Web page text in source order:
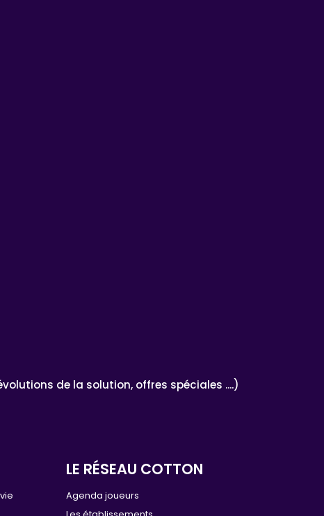
de la solution, offres spéciales ....)
LE RÉSEAU COTTON
Agenda joueurs